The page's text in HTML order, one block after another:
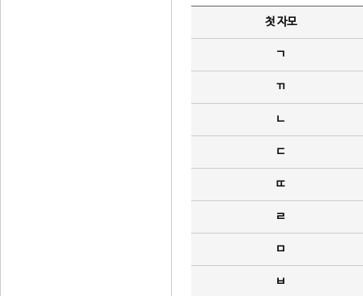
첫 자모
ㄱ
ㄲ
ㄴ
ㄷ
ㄸ
ㄹ
ㅁ
ㅂ